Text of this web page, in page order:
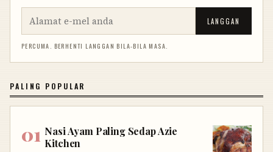
LANGGAN
PERCUMA. BERHENTI LANGGAN BILA-BILA MASA.
PALING POPULAR
Nasi Ayam Paling Sedap Azie
Kitchen